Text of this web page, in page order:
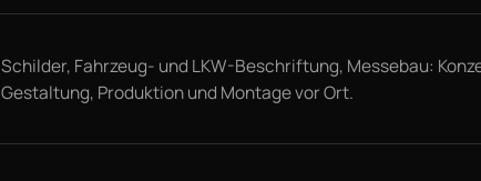
Schilder, Fahrzeug- und LKW-Beschriftung, Messebau:
Gestaltung, Produktion und Montage vor Ort.